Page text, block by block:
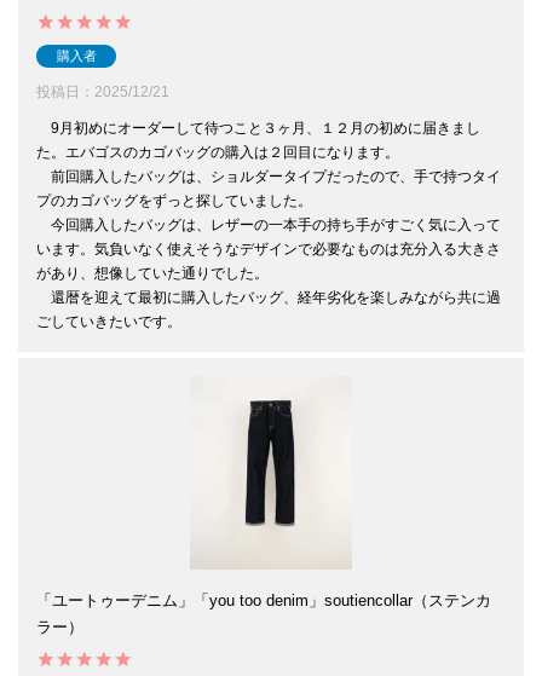
購入者
投稿日 2025/12/21
9月初めにオーダーして待つこと３ヶ月、１２月の初めに届きまし
た。エバゴスのカゴバッグの購入は２回目になります。
前回購入したバッグは、ショルダータイプだったので、手で持つタイ
プのカゴバッグをずっと探していました。
今回購入したバッグは、レザーの一本手の持ち手がすごく気に入って
います。気負いなく使えそうなデザインで必要なものは充分入る大きさ
があり、想像していた通りでした。
還暦を迎えて最初に購入したバッグ、経年劣化を楽しみながら共に過
ごしていきたいです。
「ユートゥーデニム」「you too denim」soutiencollar（ステンカ
ラー）